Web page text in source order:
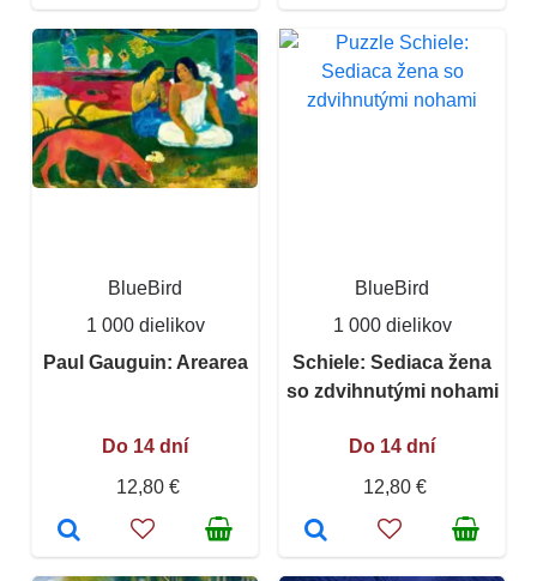
BlueBird
1 000 dielikov
Paul Gauguin: Arearea
Do 14 dní
12,80 €
BlueBird
1 000 dielikov
Schiele: Sediaca žena
so zdvihnutými nohami
Do 14 dní
12,80 €